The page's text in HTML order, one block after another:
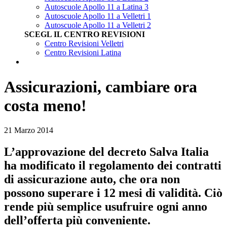
Autoscuole Apollo 11 a Latina 3
Autoscuole Apollo 11 a Velletri 1
Autoscuole Apollo 11 a Velletri 2
SCEGL IL CENTRO REVISIONI
Centro Revisioni Velletri
Centro Revisioni Latina
Assicurazioni, cambiare ora
costa meno!
21 Marzo 2014
L’approvazione del decreto Salva Italia
ha modificato il regolamento dei contratti
di assicurazione auto, che ora non
possono superare i 12 mesi di validità. Ciò
rende più semplice usufruire ogni anno
dell’offerta più conveniente.